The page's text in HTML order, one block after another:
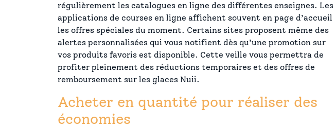
régulièrement les catalogues en ligne des différentes enseignes. Les
applications de courses en ligne affichent souvent en page d’accueil
les offres spéciales du moment. Certains sites proposent même des
alertes personnalisées qui vous notifient dès qu’une promotion sur
vos produits favoris est disponible. Cette veille vous permettra de
profiter pleinement des réductions temporaires et des offres de
remboursement sur les glaces Nuii.
Acheter en quantité pour réaliser des
économies